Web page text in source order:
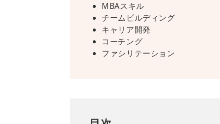
MBAスキル
チームビルディング
キャリア開発
コーチング
ファシリテーション